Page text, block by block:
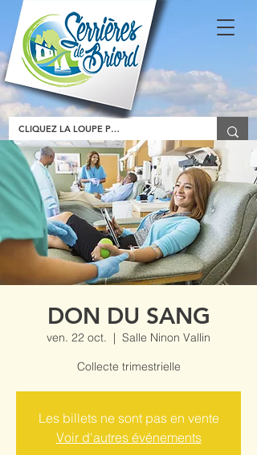
DON DU SANG
ven. 22 oct.
  |
Salle Ninon Vallin
Collecte trimestrielle
Les billets ne sont pas en vente
Voir d'autres événements